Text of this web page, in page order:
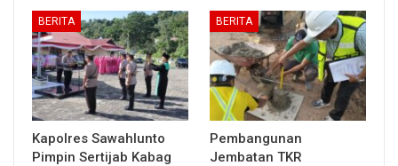
BERITA
Kapolres Sawahlunto
Pimpin Sertijab Kabag
BERITA
Pembangunan
Jembatan TKR